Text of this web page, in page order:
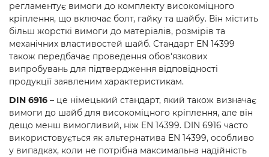
регламентує вимоги до комплекту високоміцного
кріплення, що включає болт, гайку та шайбу. Він містить
більш жорсткі вимоги до матеріалів, розмірів та
механічних властивостей шайб. Стандарт EN 14399
також передбачає проведення обов'язкових
випробувань для підтвердження відповідності
продукції заявленим характеристикам.
DIN 6916 – це німецький стандарт, який також визначає
вимоги до шайб для високоміцного кріплення, але він
дещо менш вимогливий, ніж EN 14399. DIN 6916 часто
використовується як альтернатива EN 14399, особливо
у випадках, коли не потрібна максимальна надійність